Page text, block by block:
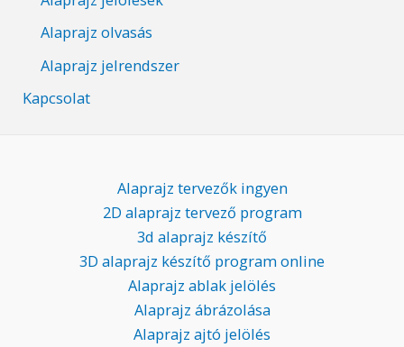
Alaprajz olvasás
Alaprajz jelrendszer
Kapcsolat
Alaprajz tervezők ingyen
2D alaprajz tervező program
3d alaprajz készítő
3D alaprajz készítő program online
Alaprajz ablak jelölés
Alaprajz ábrázolása
Alaprajz ajtó jelölés